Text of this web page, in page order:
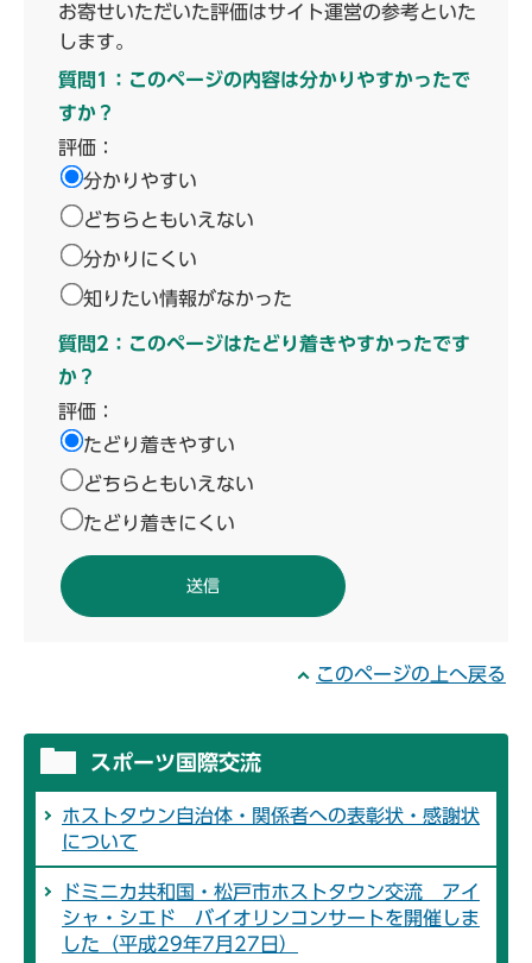
お寄せいただいた評価はサイト運営の参考といた
します。
質問1：このページの内容は分かりやすかったで
すか？
評価：
分かりやすい
どちらともいえない
分かりにくい
知りたい情報がなかった
質問2：このページはたどり着きやすかったです
か？
評価：
たどり着きやすい
どちらともいえない
たどり着きにくい
このページの上へ戻る
スポーツ国際交流
ホストタウン自治体・関係者への表彰状・感謝状
について
ドミニカ共和国・松戸市ホストタウン交流 アイ
シャ・シエド バイオリンコンサートを開催しま
した（平成29年7月27日）